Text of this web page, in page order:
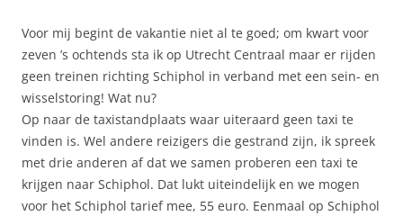
Voor mij begint de vakantie niet al te goed; om kwart voor
zeven ’s ochtends sta ik op Utrecht Centraal maar er rijden
geen treinen richting Schiphol in verband met een sein- en
wisselstoring! Wat nu?
Op naar de taxistandplaats waar uiteraard geen taxi te
vinden is. Wel andere reizigers die gestrand zijn, ik spreek
met drie anderen af dat we samen proberen een taxi te
krijgen naar Schiphol. Dat lukt uiteindelijk en we mogen
voor het Schiphol tarief mee, 55 euro. Eenmaal op Schiphol